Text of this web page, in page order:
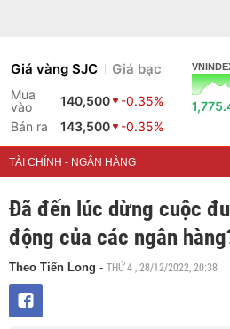
Giá vàng SJC Giá bạc
Mua
vào
140,500
-0.35%
Bán ra
143,500 -0.35%
TÀI CHÍNH - NGÂN HÀNG
Đã đến lúc dừng cuộc
động của các ngân
Theo Tiến Long - THỨ 4 , 28/12/2022, 20:38